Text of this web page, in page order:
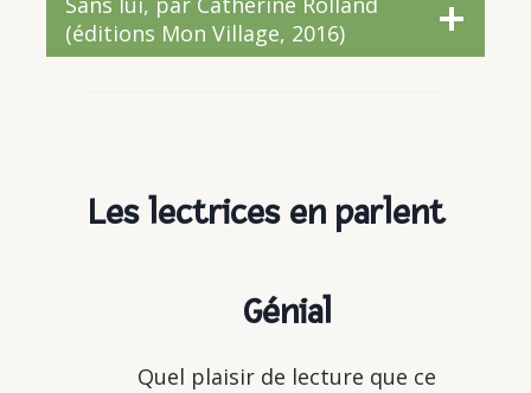
(éditions Mon Village, 2016)
Les lectrices en parlent
Génial
Quel plaisir de lecture que ce